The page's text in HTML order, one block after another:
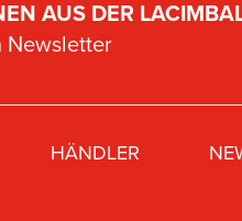
AUS DER
Newsletter
HÄNDLER